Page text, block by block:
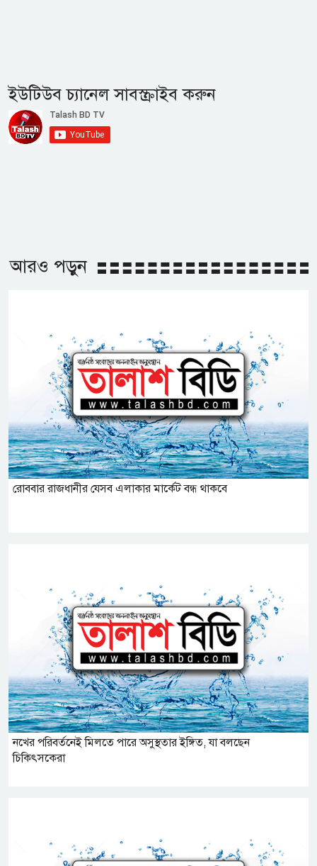
ইউটিউব চ্যানেল সাবস্ক্রাইব করুন
আরও পড়ুন
রোববার রাজধানীর যেসব এলাকার মার্কেট বন্ধ থাকবে
নখের পরিবর্তনেই মিলতে পারে অসুস্থতার ইঙ্গিত, যা বলছেন
চিকিৎসকেরা